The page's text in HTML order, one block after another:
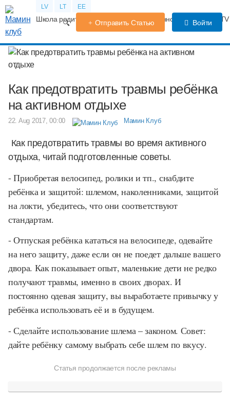
LV LT EE
Школа родителей Календарь беременности Форум
Отправить Статью Войти
Как предотвратить травмы ребёнка
на активном отдыхе
22. Aug 2017, 00:00 Мамин Клуб
Как предотвратить травмы во время активного
отдыха, читай подготовленные советы.
- Приобретая велосипед, ролики и тп., снабдите
ребёнка и защитой: шлемом, наколенниками, защитой
на локти, убедитесь, что они соответствуют
стандартам.
- Отпуская ребёнка кататься на велосипеде, одевайте
на него защиту, даже если он не поедет дальше вашего
двора. Как показывает опыт, маленькие дети не редко
получают травмы, именно в своих дворах. И
постоянно одевая защиту, вы выработаете привычку у
ребёнка использовать её и в будущем.
- Сделайте использование шлема – законом. Совет:
дайте ребёнку самому выбрать себе шлем по вкусу.
Статья продолжается после рекламы